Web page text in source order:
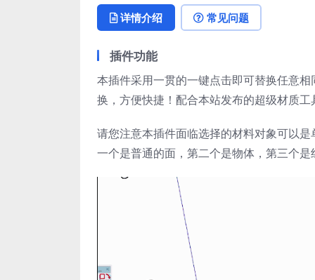
详情介绍 常见问题
插件功能
本插件采用一贯的一键点击即可替换任意
换，方便快捷！配合本站发布的超级材质
请您注意本插件面临选择的材料对象可以
一个是普通的面，第二个是物体，第三个